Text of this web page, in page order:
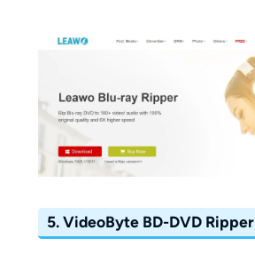
5. VideoByte BD-DVD Ripper